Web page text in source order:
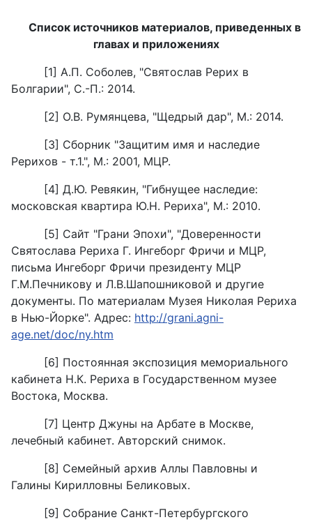
Список источников материалов, приведенных в
главах и приложениях
[1] А.П. Соболев, "Святослав Рерих в
Болгарии", С.-П.: 2014.
[2] О.В. Румянцева, "Щедрый дар", М.: 2014.
[3] Cборник "Защитим имя и наследие
Рерихов - т.1.", М.: 2001, МЦР.
[4] Д.Ю. Ревякин, "Гибнущее наследие:
московская квартира Ю.Н. Рериха", М.: 2010.
[5] Сайт "Грани Эпохи", "Доверенности
Святослава Рериха Г. Ингеборг Фричи и МЦР,
письма Ингеборг Фричи президенту МЦР
Г.М.Печникову и Л.В.Шапошниковой и другие
документы. По материалам Музея Николая Рериха
в Нью-Йорке". Адрес: http://grani.agni-
age.net/doc/ny.htm
[6] Постоянная экспозиция мемориального
кабинета Н.К. Рериха в Государственном музее
Востока, Москва.
[7] Центр Джуны на Арбате в Москве,
лечебный кабинет. Авторский снимок.
[8] Семейный архив Аллы Павловны и
Галины Кирилловны Беликовых.
[9] Собрание Санкт-Петербургского